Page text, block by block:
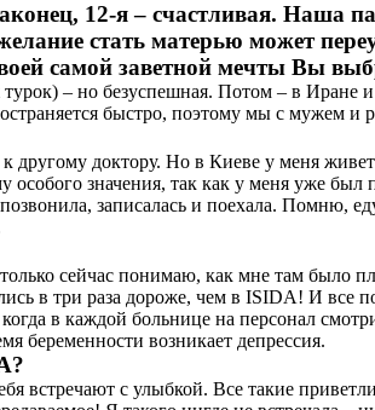
12-я – счастливая. Наша
стать матерью может
самой заветной мечты Вы
– но безуспешная. Потом – в Иране
быстро, поэтому мы с мужем и
доктору. Но в Киеве у меня живет
значения, так как у меня уже
записалась и поехала. Помню,
сейчас понимаю, как мне там было
в три раза дороже, чем в ISIDA! И
в каждой больнице на персонал
беременности возникает депрессия.
встречают с улыбкой. Все такие